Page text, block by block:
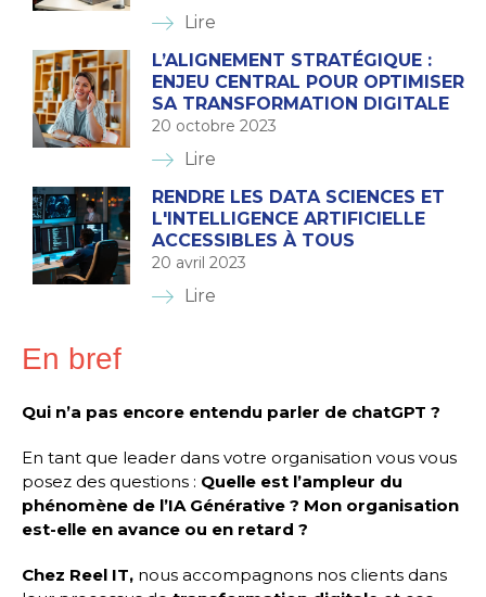
En bref
Qui n’a pas encore entendu parler de chatGPT ?
En tant que leader dans votre organisation vous vous
posez des questions : Quelle est l’ampleur du
phénomène de l’IA Générative ? Mon organisation
est-elle en avance ou en retard ?
Chez Reel IT, nous accompagnons nos clients dans
Lire
L’ALIGNEMENT STRATÉGIQUE :
ENJEU CENTRAL POUR OPTIMISER
SA TRANSFORMATION DIGITALE
20 octobre 2023
Lire
RENDRE LES DATA SCIENCES ET
L'INTELLIGENCE ARTIFICIELLE
ACCESSIBLES À TOUS
20 avril 2023
Lire